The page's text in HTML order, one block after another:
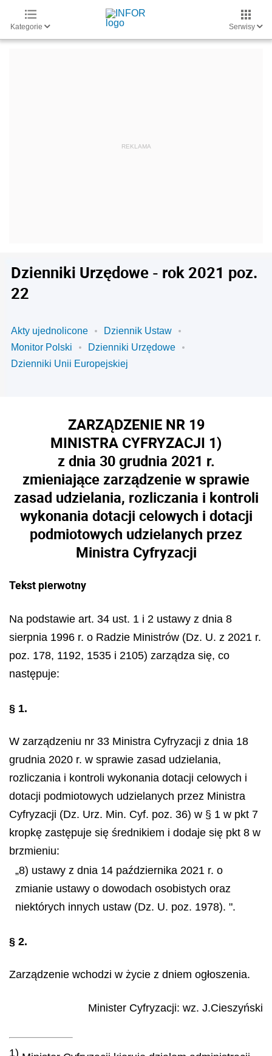
Kategorie Serwisy
Dzienniki Urzędowe - rok 2021 poz.
22
Akty ujednolicone
Dziennik Ustaw
Monitor Polski
Dzienniki Urzędowe
Dzienniki Unii Europejskiej
ZARZĄDZENIE NR 19
MINISTRA CYFRYZACJI 1)
z dnia 30 grudnia 2021 r.
zmieniające zarządzenie w sprawie
zasad udzielania, rozliczania i kontroli
wykonania dotacji celowych i dotacji
podmiotowych udzielanych przez
Ministra Cyfryzacji
Tekst pierwotny
Na podstawie art. 34 ust. 1 i 2 ustawy z dnia 8
sierpnia 1996 r. o Radzie Ministrów (Dz. U. z 2021 r.
poz. 178, 1192, 1535 i 2105) zarządza się, co
następuje:
§ 1.
W zarządzeniu nr 33 Ministra Cyfryzacji z dnia 18
grudnia 2020 r. w sprawie zasad udzielania,
rozliczania i kontroli wykonania dotacji celowych i
dotacji podmiotowych udzielanych przez Ministra
Cyfryzacji (Dz. Urz. Min. Cyf. poz. 36) w § 1 w pkt 7
kropkę zastępuje się średnikiem i dodaje się pkt 8 w
brzmieniu:
„8) ustawy z dnia 14 października 2021 r. o
zmianie ustawy o dowodach osobistych oraz
niektórych innych ustaw (Dz. U. poz. 1978). ".
§ 2.
Zarządzenie wchodzi w życie z dniem ogłoszenia.
Minister Cyfryzacji: wz. J.Cieszyński
1)